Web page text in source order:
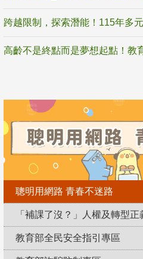
聰明用網路 青春不迷路
「補課了沒？」人權及轉型正
教育部全民安全指引專區